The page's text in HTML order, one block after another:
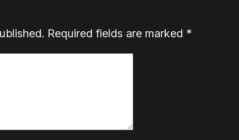
Required fields are marked *